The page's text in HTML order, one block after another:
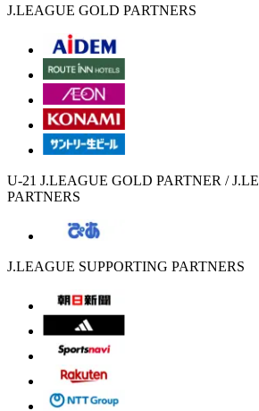
J.LEAGUE GOLD PARTNERS
U-21 J.LEAGUE GOLD PARTNER /
PARTNERS
J.LEAGUE SUPPORTING PARTNERS